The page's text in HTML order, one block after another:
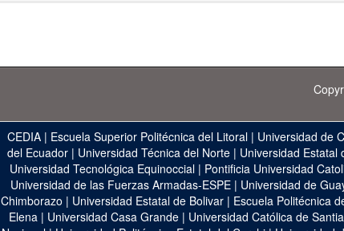
CEDIA | Escuela Superior Politécnica del Litoral | Universidad de
del Ecuador| Universidad Técnica del Norte| Universidad Estatal
Universidad Tecnológica Equinoccial| Pontificia Universidad
Universidad de las Fuerzas Armadas-ESPE | Universidad de
Chimborazo | Universidad Estatal de Bolivar| Escuela Politécnica
Elena | Universidad Casa Grande | Universidad Católica de